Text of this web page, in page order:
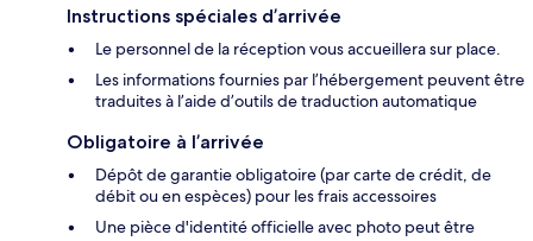
Instructions spéciales d’arrivée
Le personnel de la réception vous accueillera sur place.
Les informations fournies par l’hébergement peuvent être
traduites à l’aide d’outils de traduction automatique
Obligatoire à l’arrivée
Dépôt de garantie obligatoire (par carte de crédit, de
débit ou en espèces) pour les frais accessoires
Une pièce d'identité officielle avec photo peut être